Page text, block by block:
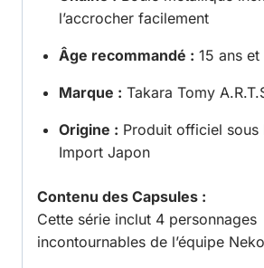
l’accrocher facilement
Âge recommandé : 15 ans et
Marque : Takara Tomy
Origine : Produit officiel sous
Import Japon
Contenu des Capsules :
Cette série inclut 4 personnages
incontournables de l’équipe